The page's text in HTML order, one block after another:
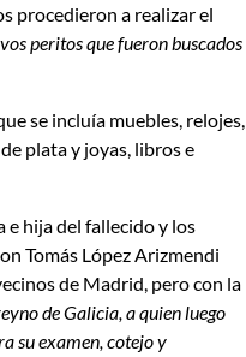
procedieron a realizar el
peritos que fueron buscados
se incluía muebles, relojes,
plata y joyas, libros e
e hija del fallecido y los
Tomás López Arizmendi
de Madrid, pero con la
de Galicia, a quien luego
su examen, cotejo y